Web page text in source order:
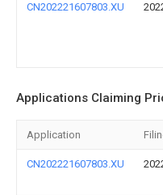
CN202221607803.XU
Applications Claiming
Application
CN202221607803.XU